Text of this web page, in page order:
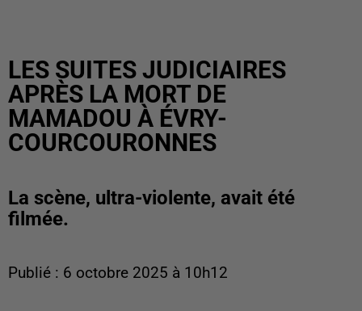
LES SUITES JUDICIAIRES
APRÈS LA MORT DE
MAMADOU À ÉVRY-
COURCOURONNES
La scène, ultra-violente, avait été
filmée.
Publié : 6 octobre 2025 à 10h12